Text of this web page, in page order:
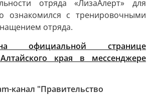
отряда «ЛизаАлерт» для
ознакомился с тренировочными
отряда.
официальной странице
края в мессенджере
канал "Правительство